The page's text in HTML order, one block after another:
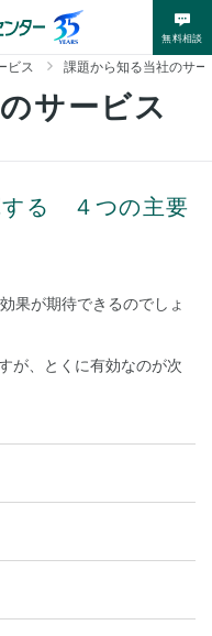
無料相談
ビス 課題から知る当社のサー
サービス
する ４つの主要
果が期待できるのでしょ
が、とくに有効なのが次